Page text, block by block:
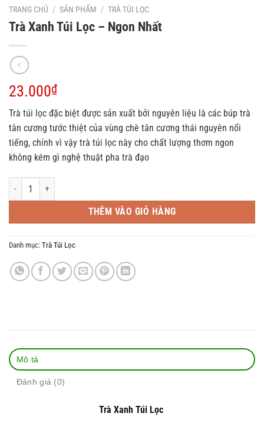
TRANG CHỦ / SẢN PHẨM / TRÀ TÚI LỌC
Trà Xanh Túi Lọc – Ngon Nhất
23.000₫
Trà túi lọc đặc biệt được sản xuất bởi nguyên liệu là các búp trà
tân cương tước thiệt của vùng chè tân cương thái nguyên nổi
tiếng, chính vì vậy trà túi lọc này cho chất lượng thơm ngon
không kém gì nghệ thuật pha trà đạo
Trà Xanh Túi Lọc - Ngon Nhất số lượng
THÊM VÀO GIỎ HÀNG
Danh mục: Trà Túi Lọc
Mô tả
Đánh giá (0)
Trà Xanh Túi Lọc